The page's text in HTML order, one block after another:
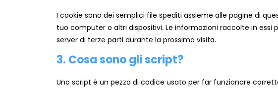
I cookie sono dei semplici file spediti assieme alle pagine di
tuo computer o altri dispositivi. Le informazioni raccolte in essi
server di terze parti durante la prossima visita.
3. Cosa sono gli script?
Uno script è un pezzo di codice usato per far funzionare